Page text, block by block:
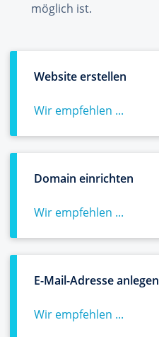
möglich ist.
Website erstellen
Wir empfehlen ...
Domain einrichten
Wir empfehlen ...
E-Mail-Adresse anlegen
Wir empfehlen ...